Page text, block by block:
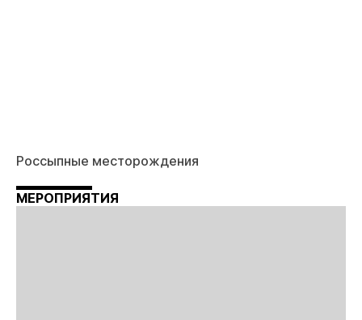
Россыпные месторождения
МЕРОПРИЯТИЯ